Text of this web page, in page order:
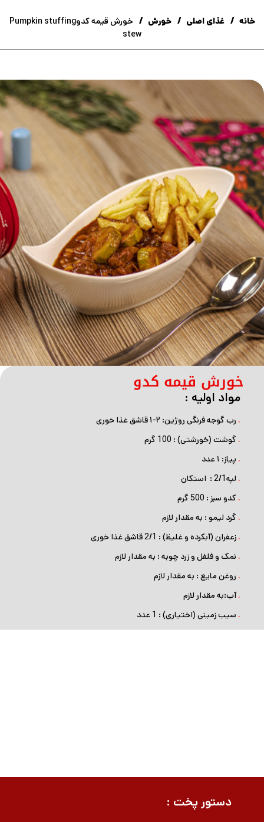
خانه غذای اصلی خورش
خورش قیمه کدوPumpkin stuffing
stew
خورش قیمه کدو
مواد اولیه :
. رب گوجه فرنگی روژین: ۲-۱ قاشق غذا خوری
. گوشت (خورشتی) : 100 گرم
. پیاز: ۱ عدد
. لپه‎ : 2/1 استکان
. کدو سبز : 500 گرم
. گرد لیمو : به مقدار لازم
. زعفران (آبکرده و غلیظ) : 2/1 قاشق غذا خوری
. نمک و فلفل و زرد چوبه : به مقدار لازم
. روغن مایع : به مقدار لازم
.آب:به مقدار لازم
. سیب زمینی (اختیاری) : 1 عدد
دستور پخت :